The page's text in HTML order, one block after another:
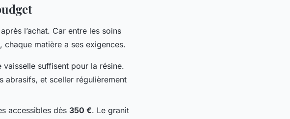
l’achat. Car entre les soins
matière a ses exigences.
suffisent pour la résine.
abrasifs, et sceller régulièrement
accessibles dès 350 €. Le granit